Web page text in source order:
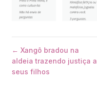
← Xangô bradou na
aldeia trazendo justiça a
seus filhos